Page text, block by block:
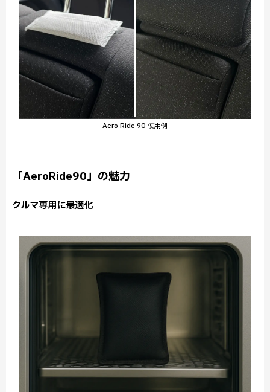
Aero Ride 90 使用例
「AeroRide90」の魅力
クルマ専用に最適化